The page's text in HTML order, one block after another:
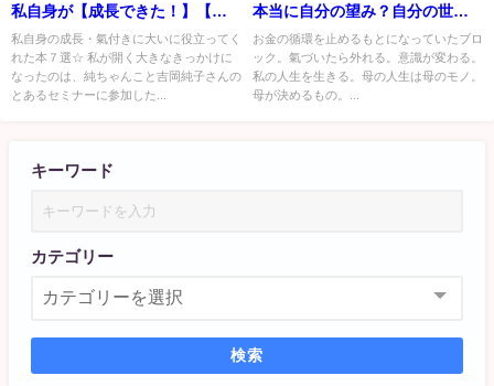
私自身が【成長できた！】【氣
付きが多かった！】と感じる本
たち。
私自身の成長・氣付きに大いに役立ってく
れた本７選☆ 私が開く大きなきっかけに
なったのは、純ちゃんこと吉岡純子さんの
とあるセミナーに参加した...
本当に自分の望み？自分の世界
は自分で創る。
お金の循環を止めるもとになっていたブロ
ック。氣づいたら外れる。意識が変わる。
私の人生を生きる。母の人生は母のモノ。
母が決めるもの。...
キーワード
カテゴリー
検索